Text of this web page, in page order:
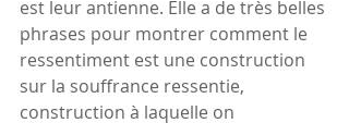
est leur antienne. Elle a de très belles
phrases pour montrer comment le
ressentiment est une construction
sur la souffrance ressentie,
construction à laquelle on